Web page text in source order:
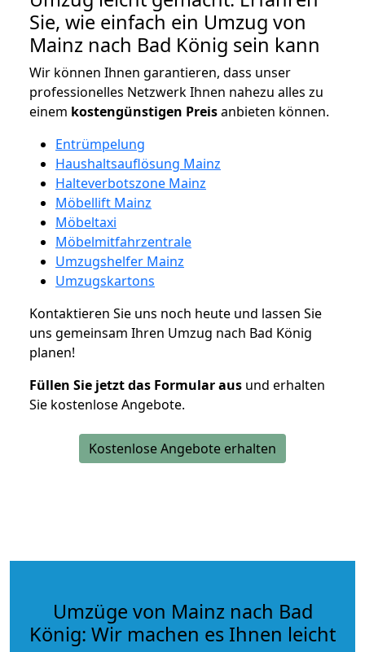
Sie, wie einfach ein Umzug von
Mainz nach Bad König sein kann
Wir können Ihnen garantieren, dass unser
professionelles Netzwerk Ihnen nahezu alles zu
einem kostengünstigen Preisanbieten können.
Entrümpelung
Haushaltsauflösung Mainz
Halteverbotszone Mainz
Möbellift Mainz
Möbeltaxi
Möbelmitfahrzentrale
Umzugshelfer Mainz
Umzugskartons
Kontaktieren Sie uns noch heute und lassen Sie
uns gemeinsam Ihren Umzug nach Bad König
planen!
Füllen Sie jetzt das Formular aus und erhalten
Sie kostenlose Angebote.
Kostenlose Angebote erhalten
Umzüge von Mainz nach Bad
König: Wir machen es Ihnen leicht